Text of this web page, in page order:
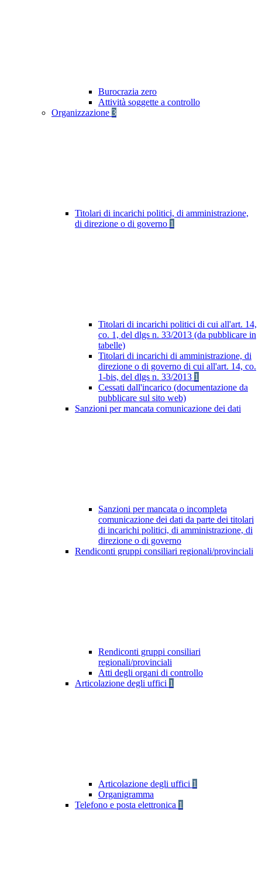
Burocrazia zero
Attività soggette a controllo
Organizzazione 3
Titolari di incarichi politici, di amministrazione,
di direzione o di governo 1
Titolari di incarichi politici di cui all'art. 14,
co. 1, del dlgs n. 33/2013 (da pubblicare in
tabelle)
Titolari di incarichi di amministrazione, di
direzione o di governo di cui all'art. 14, co.
1-bis, del dlgs n. 33/2013 1
Cessati dall'incarico (documentazione da
pubblicare sul sito web)
Sanzioni per mancata comunicazione dei dati
Sanzioni per mancata o incompleta
comunicazione dei dati da parte dei titolari
di incarichi politici, di amministrazione, di
direzione o di governo
Rendiconti gruppi consiliari regionali/provinciali
Rendiconti gruppi consiliari
regionali/provinciali
Atti degli organi di controllo
Articolazione degli uffici 1
Articolazione degli uffici 1
Organigramma
Telefono e posta elettronica 1